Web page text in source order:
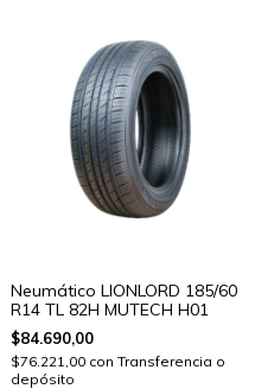
Neumático LIONLORD 185/60
R14 TL 82H MUTECH H01
$84.690,00
$76.221,00 con Transferencia o
depósito